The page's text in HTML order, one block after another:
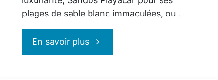
plages de sable blanc immaculées, ou…
En savoir plus"Toutes